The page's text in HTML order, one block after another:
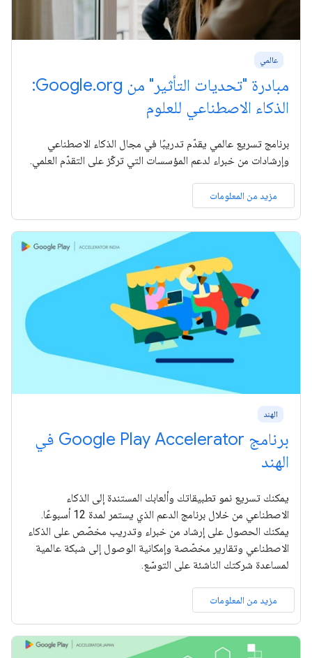
عالمي
مبادرة "تحديات التأثير" من Google.org:
الذكاء الاصطناعي للعلوم
برنامج تسريع عالمي يقدّم تدريبًا في مجال الذكاء الاصطناعي
وإرشادات من خبراء لدعم المؤسسات التي تركّز على التقدّم العلمي.
مزيد من المعلومات
الهند
برنامج Google Play Accelerator في
الهند
يمكنك تسريع نمو تطبيقاتك وألعابك المستندة إلى الذكاء
الاصطناعي من خلال برنامج الدعم الذي يستمر لمدة 12 أسبوعًا.
يمكنك الحصول على إرشاد من خبراء وتدريب مخصّص على الذكاء
الاصطناعي وتقارير مخصّصة وإمكانية الوصول إلى شبكة عالمية
لمساعدة شركتك الناشئة على التوسّع.
مزيد من المعلومات